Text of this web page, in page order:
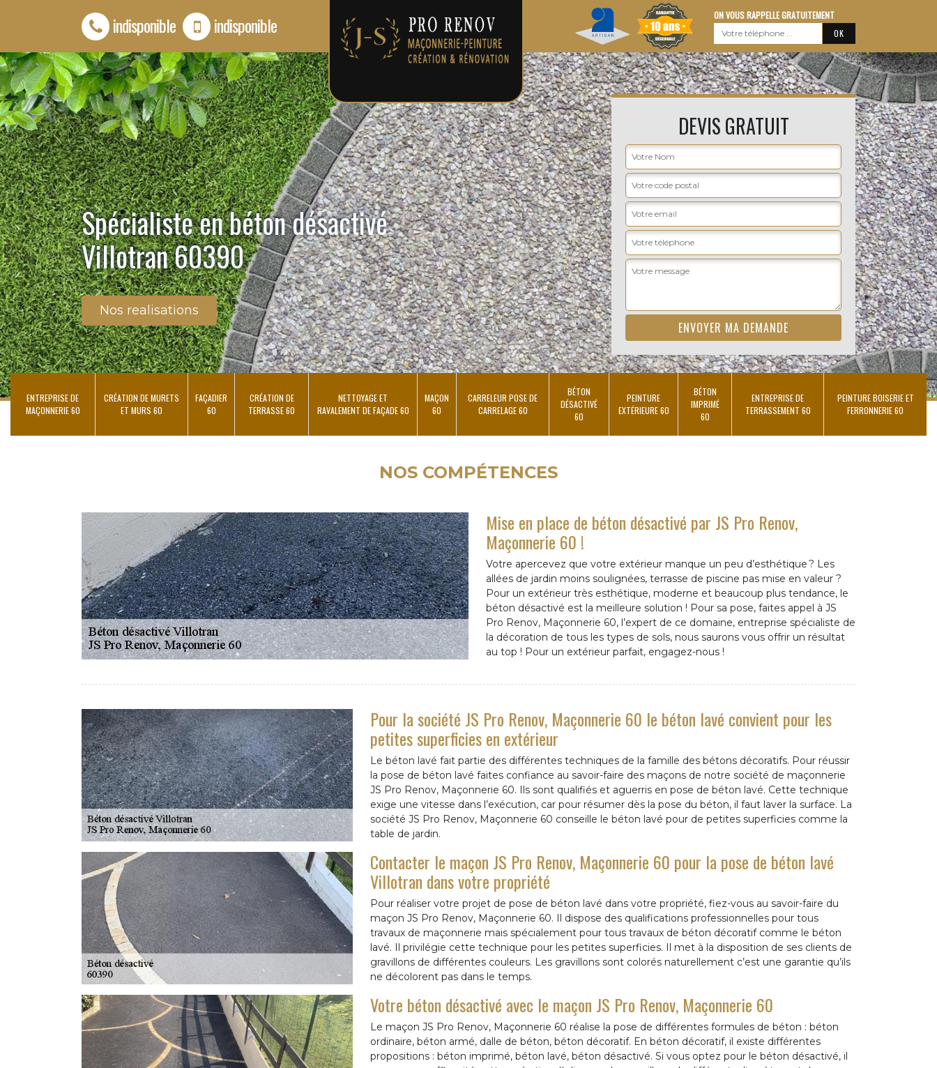
indisponible indisponible ON VOUS RAPPELLE GRATUITEMENT
Spécialiste en béton désactivé
Villotran 60390
Nos realisations
DEVIS GRATUIT
ENTREPRISE DE
MAÇONNERIE 60
CRÉATION DE MURETS
ET MURS 60
FAÇADIER
60
CRÉATION DE
TERRASSE 60
NETTOYAGE ET
RAVALEMENT DE FAÇADE 60
MAÇON
60
CARRELEUR POSE DE
CARRELAGE 60
BÉTON
DÉSACTIVÉ
60
PEINTURE
EXTÉRIEURE 60
BÉTON
IMPRIMÉ
60
ENTREPRISE DE
TERRASSEMENT 60
PEINTURE BOISERIE ET
FERRONNERIE 60
NOS COMPÉTENCES
Mise en place de béton désactivé par JS Pro Renov,
Maçonnerie 60 !
Votre apercevez que votre extérieur manque un peu d’esthétique ? Les
allées de jardin moins soulignées, terrasse de piscine pas mise en valeur ?
Pour un extérieur très esthétique, moderne et beaucoup plus tendance, le
béton désactivé est la meilleure solution ! Pour sa pose, faites appel à JS
Pro Renov, Maçonnerie 60, l’expert de ce domaine, entreprise spécialiste de
la décoration de tous les types de sols, nous saurons vous offrir un résultat
au top ! Pour un extérieur parfait, engagez-nous !
Pour la société JS Pro Renov, Maçonnerie 60 le béton lavé convient pour les
petites superficies en extérieur
Le béton lavé fait partie des différentes techniques de la famille des bétons décoratifs. Pour réussir
la pose de béton lavé faites confiance au savoir-faire des maçons de notre société de maçonnerie
JS Pro Renov, Maçonnerie 60. Ils sont qualifiés et aguerris en pose de béton lavé. Cette technique
exige une vitesse dans l’exécution, car pour résumer dès la pose du béton, il faut laver la surface. La
société JS Pro Renov, Maçonnerie 60 conseille le béton lavé pour de petites superficies comme la
table de jardin.
Contacter le maçon JS Pro Renov, Maçonnerie 60 pour la pose de béton lavé
Villotran dans votre propriété
Pour réaliser votre projet de pose de béton lavé dans votre propriété, fiez-vous au savoir-faire du
maçon JS Pro Renov, Maçonnerie 60. Il dispose des qualifications professionnelles pour tous
travaux de maçonnerie mais spécialement pour tous travaux de béton décoratif comme le béton
lavé. Il privilégie cette technique pour les petites superficies. Il met à la disposition de ses clients de
gravillons de différentes couleurs. Les gravillons sont colorés naturellement c’est une garantie qu’ils
ne décolorent pas dans le temps.
Votre béton désactivé avec le maçon JS Pro Renov, Maçonnerie 60
Le maçon JS Pro Renov, Maçonnerie 60 réalise la pose de différentes formules de béton : béton
ordinaire, béton armé, dalle de béton, béton décoratif. En béton décoratif, il existe différentes
propositions : béton imprimé, béton lavé, béton désactivé. Si vous optez pour le béton désactivé, il